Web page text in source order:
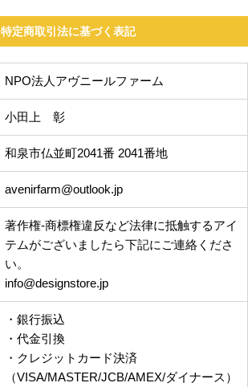
特定商取引法に基づく表記
NPO法人アヴニールファーム
小田上 彰
和泉市仏並町2041番 2041番地
avenirfarm@outlook.jp
著作権-商標権違反など法律に抵触するアイ
テムがございましたら下記にご連絡くださ
い。
info@designstore.jp
・銀行振込
・代金引換
・クレジットカード決済
（VISA/MASTER/JCB/AMEX/ダイナース）